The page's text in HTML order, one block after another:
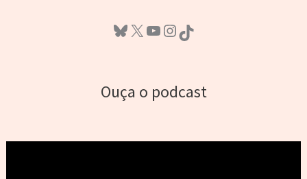
Bluesky X Youtube InstagramTikTok
Ouça o podcast